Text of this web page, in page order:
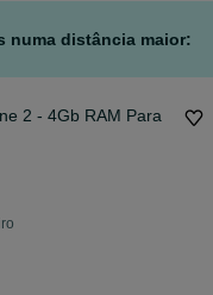
numa distância maior:
2 - 4Gb RAM Para